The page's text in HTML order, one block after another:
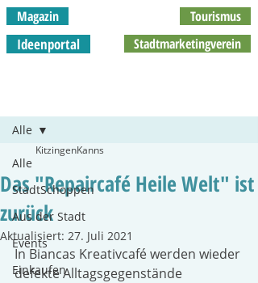
Magazin
Ideenportal
Tourismus
Stadtmarketingverein
Alle
StadtSchoppen
Aus der Stadt
Events
Einkaufen
Alle
Das "Repaircafé Heile Welt" ist
zurück
KitzingenKanns
Aktualisiert: 27. Juli 2021
In Biancas Kreativcafé werden wieder
defekte Alltagsgegenstände